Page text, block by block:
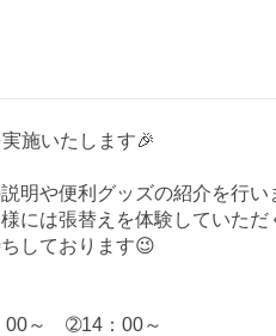
施いたします🎉
明や便利グッズの紹介を行い
には張替えを体験していた
しております😉
～ ➁14：00～